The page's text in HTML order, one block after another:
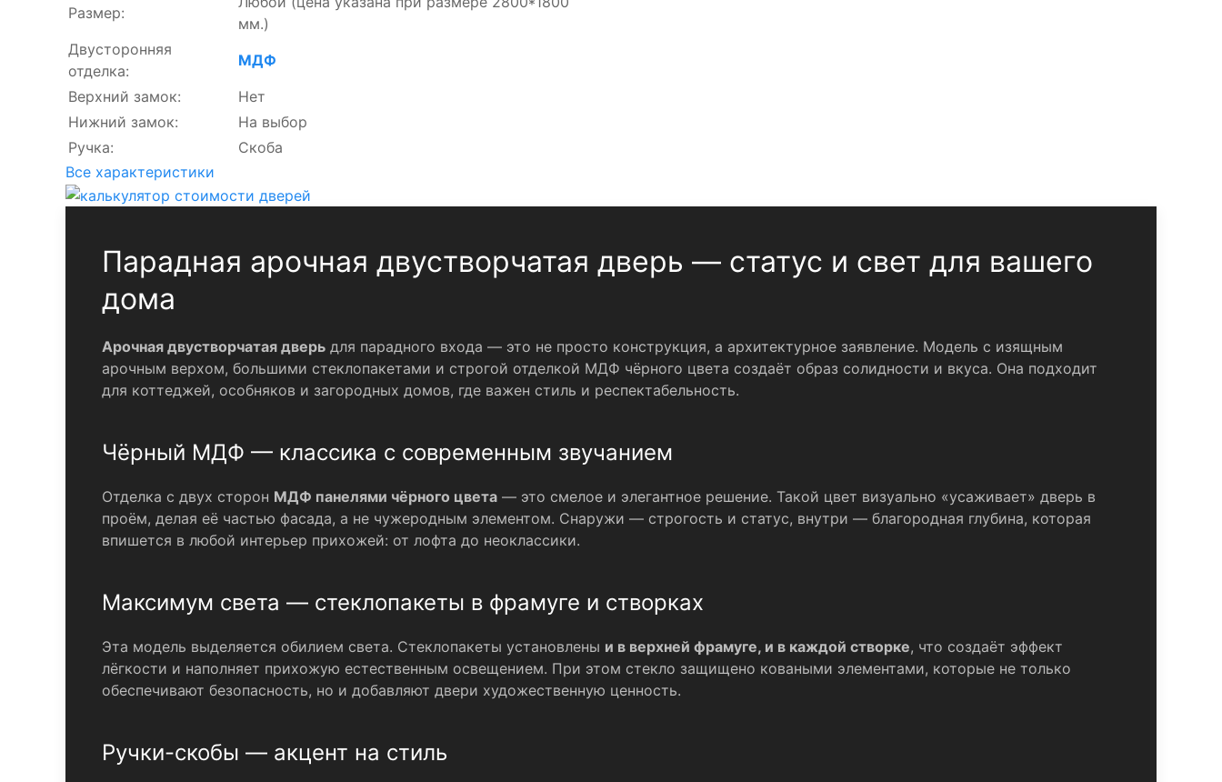
Размер:
мм.)
Двусторонняя
отделка:
МДФ
Верхний замок:
Нет
Нижний замок:
На выбор
Ручка:
Скоба
Все характеристики
Парадная арочная двустворчатая дверь — статус и свет для вашего
дома
Арочная двустворчатая дверь для парадного входа — это не просто конструкция, а архитектурное заявление. Модель с изящным
арочным верхом, большими стеклопакетами и строгой отделкой МДФ чёрного цвета создаёт образ солидности и вкуса. Она подходит
для коттеджей, особняков и загородных домов, где важен стиль и респектабельность.
Чёрный МДФ — классика с современным звучанием
Отделка с двух сторон МДФ панелями чёрного цвета — это смелое и элегантное решение. Такой цвет визуально «усаживает» дверь в
проём, делая её частью фасада, а не чужеродным элементом. Снаружи — строгость и статус, внутри — благородная глубина, которая
впишется в любой интерьер прихожей: от лофта до неоклассики.
Максимум света — стеклопакеты в фрамуге и створках
Эта модель выделяется обилием света. Стеклопакеты установлены и в верхней фрамуге, и в каждой створке, что создаёт эффект
лёгкости и наполняет прихожую естественным освещением. При этом стекло защищено коваными элементами, которые не только
обеспечивают безопасность, но и добавляют двери художественную ценность.
Ручки-скобы — акцент на стиль